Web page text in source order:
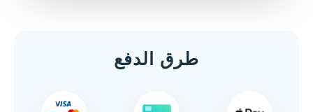
طرق الدفع